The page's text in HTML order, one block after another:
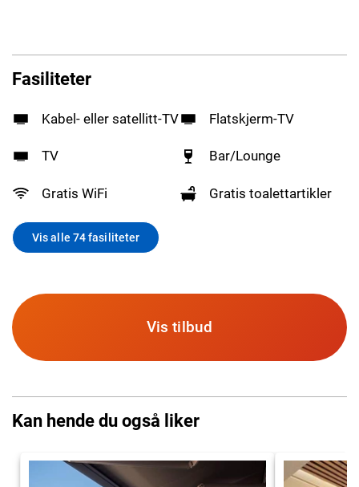
Fasiliteter
Kabel- eller satellitt-TV Flatskjerm-TV
TV Bar/Lounge
Gratis WiFi Gratis toalettartikler
Vis alle 74 fasiliteter
Vis tilbud
Kan hende du også liker